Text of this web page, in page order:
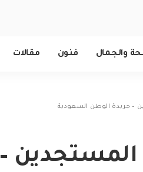
والجمال فنون مقالات
– جريدة الوطن السعودية
المستجدين –